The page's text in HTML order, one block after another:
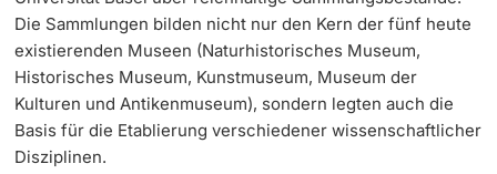
Dozierende
KI-Initiative
Notfall & Beratung
Kontakt & Anfahrt
Die Sammlungen bilden nicht nur den Kern der fünf heute
existierenden Museen (Naturhistorisches Museum,
Historisches Museum, Kunstmuseum, Museum der
Kulturen und Antikenmuseum), sondern legten auch die
Basis für die Etablierung verschiedener wissenschaftlicher
Disziplinen.